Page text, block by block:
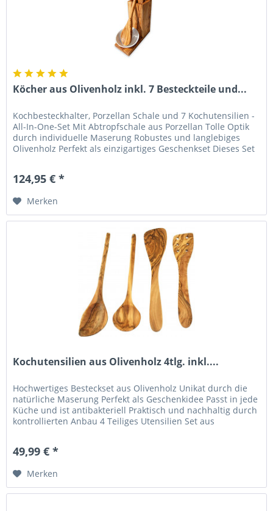
Köcher aus Olivenholz inkl. 7 Besteckteile und...
Kochbesteckhalter, Porzellan Schale und 7 Kochutensilien -
All-In-One-Set Mit Abtropfschale aus Porzellan Tolle Optik
durch individuelle Maserung Robustes und langlebiges
Olivenholz Perfekt als einzigartiges Geschenkset Dieses Set
124,95 € *
Merken
Kochutensilien aus Olivenholz 4tlg. inkl....
Hochwertiges Besteckset aus Olivenholz Unikat durch die
natürliche Maserung Perfekt als Geschenkidee Passt in jede
Küche und ist antibakteriell Praktisch und nachhaltig durch
kontrollierten Anbau 4 Teiliges Utensilien Set aus
49,99 € *
Merken